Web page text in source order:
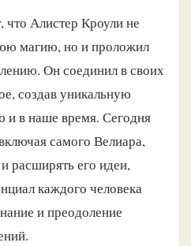
Алистер Кроули не
магию, но и проложил
Он соединил в своих
создав уникальную
в наше время. Сегодня
самого Велиара,
расширять его идеи,
каждого человека
и преодоление